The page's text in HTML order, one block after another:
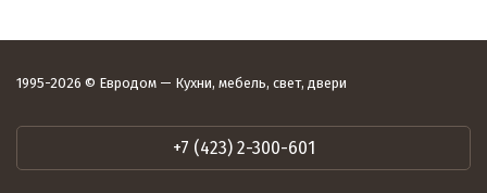
1995-2026 © Евродом — Кухни, мебель, свет, двери
+7 (423) 2-300-601